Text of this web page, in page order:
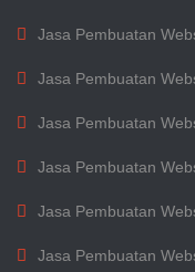
Jasa Pembuatan
Jasa Pembuatan
Jasa Pembuatan
Jasa Pembuatan
Jasa Pembuatan
Jasa Pembuatan